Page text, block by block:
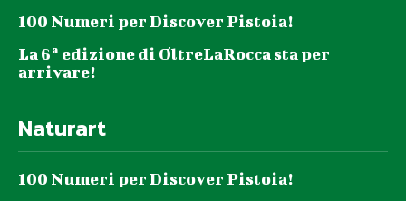
100 Numeri per Discover Pistoia!
La 6ª edizione di OltreLaRocca sta per
arrivare!
Naturart
100 Numeri per Discover Pistoia!